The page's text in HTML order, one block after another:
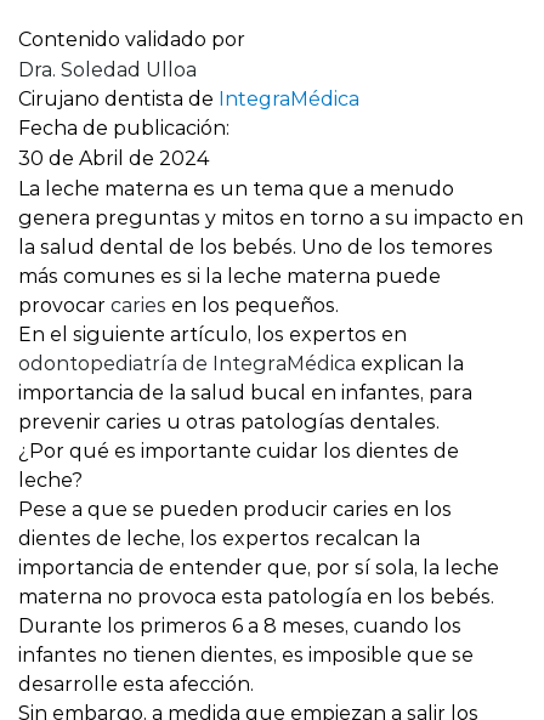
Contenido validado por
Dra. Soledad Ulloa
Cirujano dentista de IntegraMédica
Fecha de publicación:
30 de Abril de 2024
La leche materna es un tema que a menudo
genera preguntas y mitos en torno a su impacto en
la salud dental de los bebés. Uno de los temores
más comunes es si la leche materna puede
provocar caries en los pequeños.
En el siguiente artículo, los expertos en
odontopediatría de IntegraMédica explican la
importancia de la salud bucal en infantes, para
prevenir caries u otras patologías dentales.
¿Por qué es importante cuidar los dientes de
leche?
Pese a que se pueden producir caries en los
dientes de leche, los expertos recalcan la
importancia de entender que, por sí sola, la leche
materna no provoca esta patología en los bebés.
Durante los primeros 6 a 8 meses, cuando los
infantes no tienen dientes, es imposible que se
desarrolle esta afección.
Sin embargo, a medida que empiezan a salir los